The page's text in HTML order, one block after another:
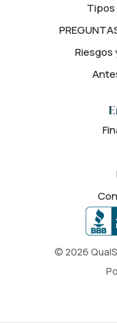
© 2026
Tipos
Riesgos